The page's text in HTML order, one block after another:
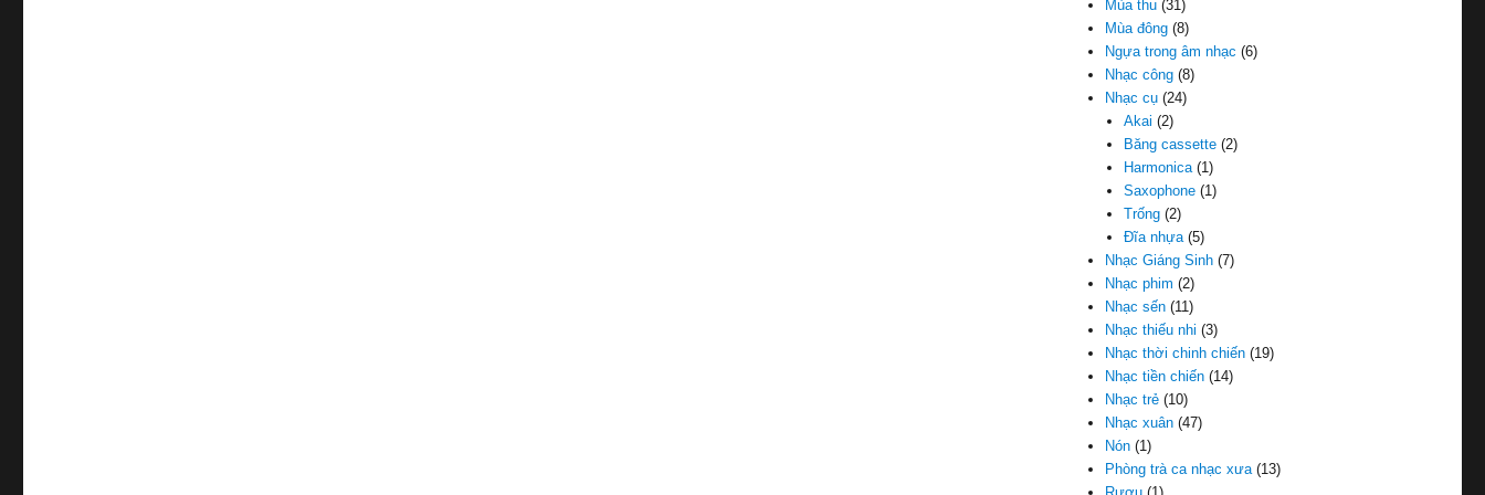
Mùa thu (31)
Mùa đông (8)
Ngựa trong âm nhạc (6)
Nhạc công (8)
Nhạc cụ (24)
Akai (2)
Băng cassette(2)
Harmonica(1)
Saxophone(1)
Trống(2)
Đĩa nhựa(5)
Nhạc Giáng Sinh (7)
Nhạc phim (2)
Nhạc sến (11)
Nhạc thiếu nhi (3)
Nhạc thời chinh chiến (19)
Nhạc tiền chiến (14)
Nhạc trẻ (10)
Nhạc xuân (47)
Nón (1)
Phòng trà ca nhạc xưa(13)